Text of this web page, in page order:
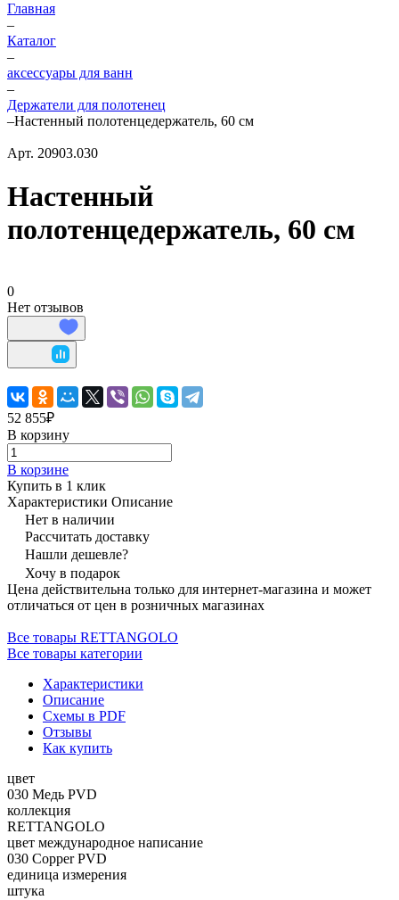
Главная
–
Каталог
–
аксессуары для ванн
–
Держатели для полотенец
–Настенный полотенцедержатель, 60 см
Арт. 20903.030
Настенный
полотенцедержатель, 60 см
0
Нет отзывов
52 855₽
В корзину
В корзине
Купить в 1 клик
Характеристики Описание
Нет в наличии
Рассчитать доставку
Нашли дешевле?
Хочу в подарок
Цена действительна только для интернет-магазина и может
отличаться от цен в розничных магазинах
Все товары RETTANGOLO
Все товары категории
Характеристики
Описание
Схемы в PDF
Отзывы
Как купить
цвет
030 Медь PVD
коллекция
RETTANGOLO
цвет международное написание
030 Copper PVD
единица измерения
штука